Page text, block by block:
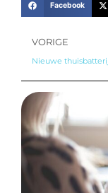
Facebook
VORIGE